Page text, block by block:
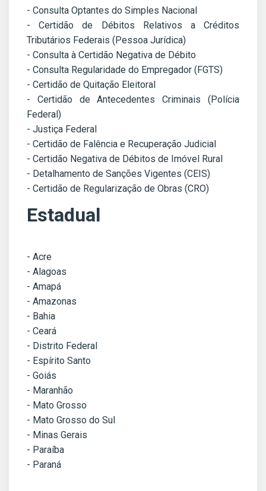
- Consulta Optantes do Simples Nacional
- Certidão de Débitos Relativos a Créditos
Tributários Federais (Pessoa Jurídica)
- Consulta à Certidão Negativa de Débito
- Consulta Regularidade do Empregador (FGTS)
- Certidão de Quitação Eleitoral
- Certidão de Antecedentes Criminais (Polícia
Federal)
- Justiça Federal
- Certidão de Falência e Recuperação Judicial
- Certidão Negativa de Débitos de Imóvel Rural
- Detalhamento de Sanções Vigentes (CEIS)
- Certidão de Regularização de Obras (CRO)
Estadual
- Acre
- Alagoas
- Amapá
- Amazonas
- Bahia
- Ceará
- Distrito Federal
- Espírito Santo
- Goiás
- Maranhão
- Mato Grosso
- Mato Grosso do Sul
- Minas Gerais
- Paraíba
- Paraná